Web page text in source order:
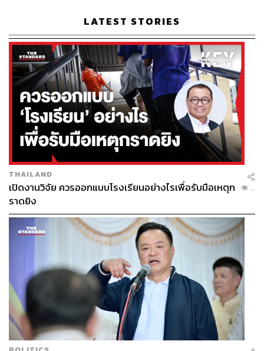
LATEST STORIES
THAILAND
เปิดงานวิจัย ควรออกแบบโรงเรียนอย่างไรเพื่อรับมือเหตุก
ราดยิง
...